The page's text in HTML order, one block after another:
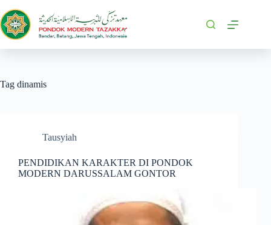
Tag dinamis
Tausyiah
PENDIDIKAN KARAKTER DI PONDOK
MODERN DARUSSALAM GONTOR